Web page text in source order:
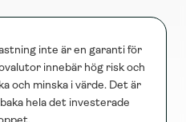
inte är en garanti för
innebär hög risk och
och minska i värde. Det är
hela det investerade